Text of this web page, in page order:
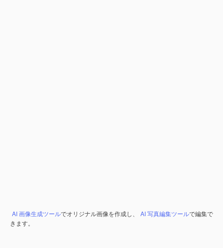
AI 画像生成ツールでオリジナル画像を作成し、 AI 写真編集ツールで編集で
きます。